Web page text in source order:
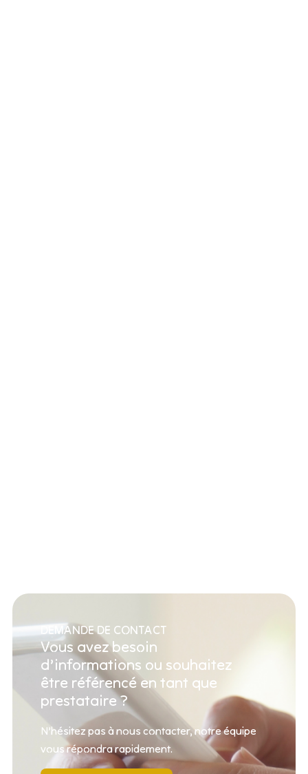
DEMANDE DE CONTACT
Vous avez besoin
d’informations ou souhaitez
être référencé en tant que
prestataire ?
N’hésitez pas à nous contacter, notre équipe
vous répondra rapidement.